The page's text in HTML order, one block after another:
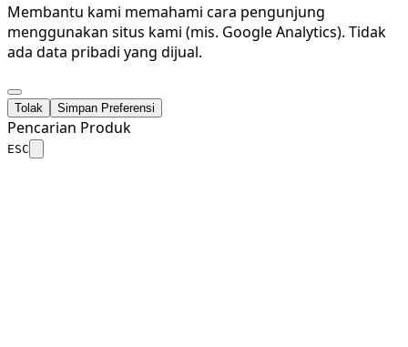
Membantu kami memahami cara pengunjung
menggunakan situs kami (mis. Google Analytics). Tidak
ada data pribadi yang dijual.
Tolak Simpan Preferensi
Pencarian Produk
ESC